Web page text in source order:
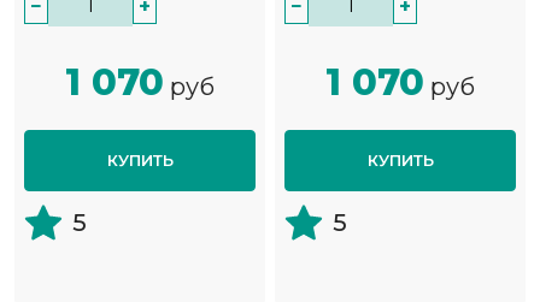
− +
1 070 руб
КУПИТЬ
5
− +
1 070 руб
КУПИТЬ
5